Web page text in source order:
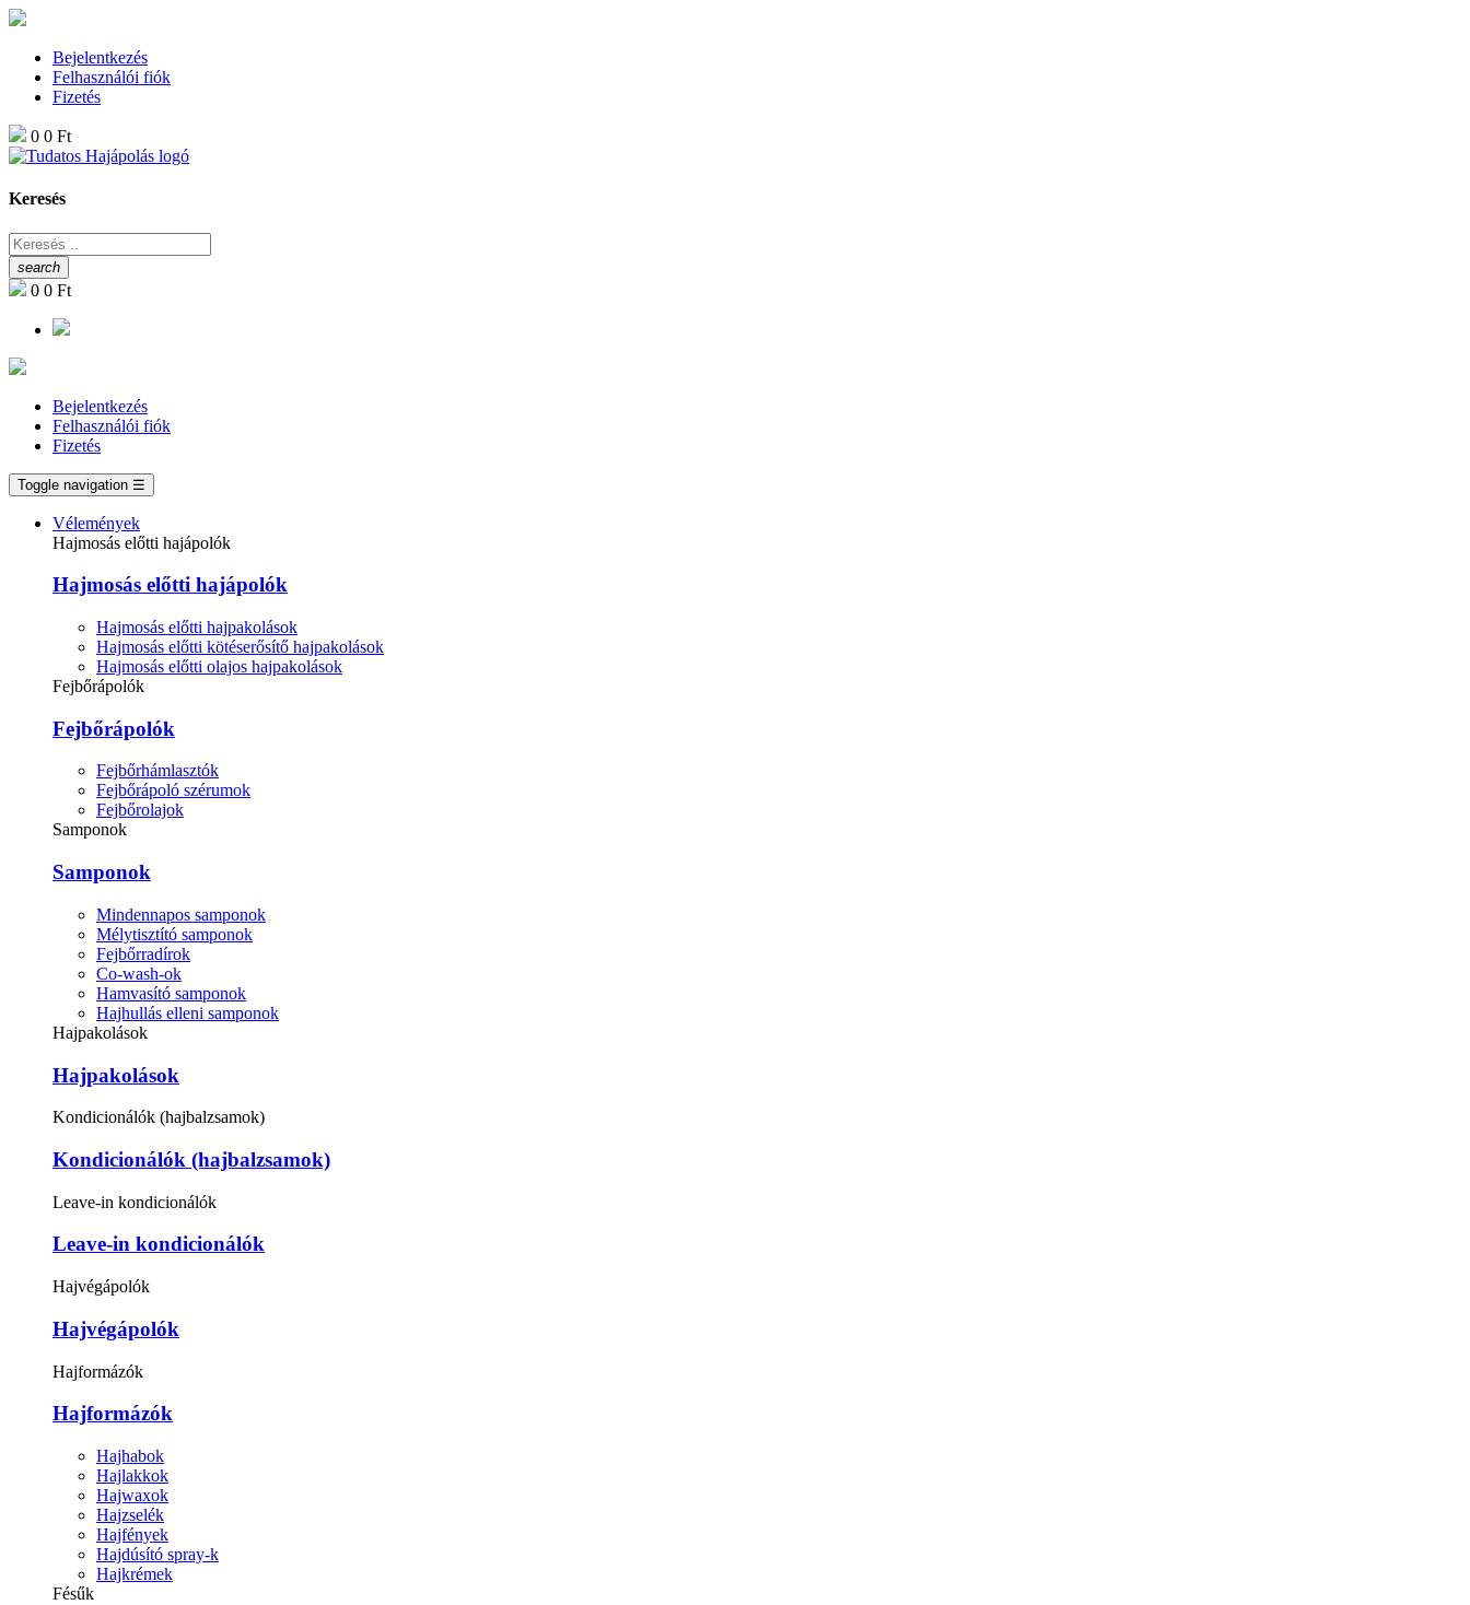
Bejelentkezés
Felhasználói fiók
Fizetés
0 0 Ft
Keresés
search
0 0 Ft
Bejelentkezés
Felhasználói fiók
Fizetés
Toggle navigation ☰
Vélemények
Hajmosás előtti hajápolók
Hajmosás előtti hajápolók
Hajmosás előtti hajpakolások
Hajmosás előtti kötéserősítő hajpakolások
Hajmosás előtti olajos hajpakolások
Fejbőrápolók
Fejbőrápolók
Fejbőrhámlasztók
Fejbőrápoló szérumok
Fejbőrolajok
Samponok
Samponok
Mindennapos samponok
Mélytisztító samponok
Fejbőrradírok
Co-wash-ok
Hamvasító samponok
Hajhullás elleni samponok
Hajpakolások
Hajpakolások
Kondicionálók (hajbalzsamok)
Kondicionálók (hajbalzsamok)
Leave-in kondicionálók
Leave-in kondicionálók
Hajvégápolók
Hajvégápolók
Hajformázók
Hajformázók
Hajhabok
Hajlakkok
Hajwaxok
Hajzselék
Hajfények
Hajdúsító spray-k
Hajkrémek
Fésűk